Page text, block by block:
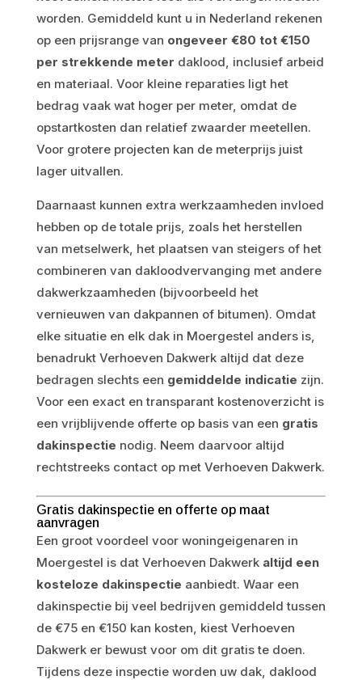
worden. Gemiddeld kunt u in Nederland rekenen
op een prijsrange van ongeveer €80 tot €150
per strekkende meter daklood, inclusief arbeid
en materiaal. Voor kleine reparaties ligt het
bedrag vaak wat hoger per meter, omdat de
opstartkosten dan relatief zwaarder meetellen.
Voor grotere projecten kan de meterprijs juist
lager uitvallen.
Daarnaast kunnen extra werkzaamheden invloed
hebben op de totale prijs, zoals het herstellen
van metselwerk, het plaatsen van steigers of het
combineren van dakloodvervanging met andere
dakwerkzaamheden (bijvoorbeeld het
vernieuwen van dakpannen of bitumen). Omdat
elke situatie en elk dak in Moergestel anders is,
benadrukt Verhoeven Dakwerk altijd dat deze
bedragen slechts een gemiddelde indicatie zijn.
Voor een exact en transparant kostenoverzicht is
een vrijblijvende offerte op basis van een gratis
dakinspectie nodig. Neem daarvoor altijd
rechtstreeks contact op met Verhoeven Dakwerk.
Gratis dakinspectie en offerte op maat
aanvragen
Een groot voordeel voor woningeigenaren in
Moergestel is dat Verhoeven Dakwerk altijd een
kosteloze dakinspectie aanbiedt. Waar een
dakinspectie bij veel bedrijven gemiddeld tussen
de €75 en €150 kan kosten, kiest Verhoeven
Dakwerk er bewust voor om dit gratis te doen.
Tijdens deze inspectie worden uw dak, daklood